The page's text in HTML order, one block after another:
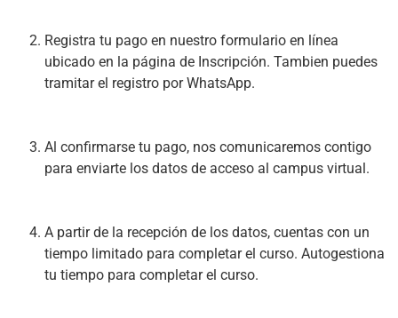
Registra tu pago en nuestro formulario en línea
ubicado en la página de Inscripción. Tambien puedes
tramitar el registro por WhatsApp.
Al confirmarse tu pago, nos comunicaremos contigo
para enviarte los datos de acceso al campus virtual.
A partir de la recepción de los datos, cuentas con un
tiempo limitado para completar el curso. Autogestiona
tu tiempo para completar el curso.